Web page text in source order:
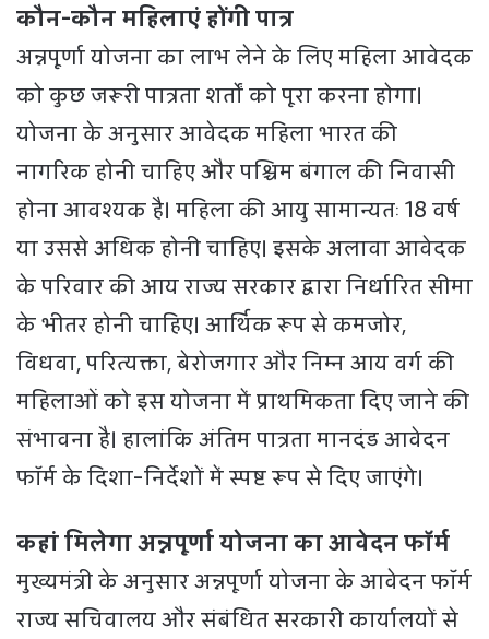
कौन-कौन महिलाएं होंगी पात्र
अन्नपूर्णा योजना का लाभ लेने के लिए महिला आवेदक
को कुछ जरूरी पात्रता शर्तों को पूरा करना होगा।
योजना के अनुसार आवेदक महिला भारत की
नागरिक होनी चाहिए और पश्चिम बंगाल की निवासी
होना आवश्यक है। महिला की आयु सामान्यतः 18 वर्ष
या उससे अधिक होनी चाहिए। इसके अलावा आवेदक
के परिवार की आय राज्य सरकार द्वारा निर्धारित सीमा
के भीतर होनी चाहिए। आर्थिक रूप से कमजोर,
विधवा, परित्यक्ता, बेरोजगार और निम्न आय वर्ग की
महिलाओं को इस योजना में प्राथमिकता दिए जाने की
संभावना है। हालांकि अंतिम पात्रता मानदंड आवेदन
फॉर्म के दिशा-निर्देशों में स्पष्ट रूप से दिए जाएंगे।
कहां मिलेगा अन्नपूर्णा योजना का आवेदन फॉर्म
मुख्यमंत्री के अनुसार अन्नपूर्णा योजना के आवेदन फॉर्म
राज्य सचिवालय और संबंधित सरकारी कार्यालयों से